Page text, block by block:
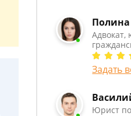
Полина
Адвокат,
Задать
Юрист